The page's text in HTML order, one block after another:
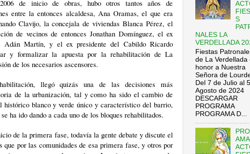
de inicio de obras, hubo otros tantos años de
entre la entonces alcaldesa, Ana Oramas, el que era
Clavijo, la concejala de viviendas Blanca Pérez, el
de vecinos de entonces Jonathan Domínguez, el ex
Adán Martín, y el ex presidente del Cabildo Ricardo
y formalizar la apuesta por la rehabilitación de La
de los necesarios ascensores.
llegó quizás una de las decisiones más
de la urbanización, tal y como ha sido el cambio de
histórico blanco y verde único y característico del barrio,
ha ido dando a cada uno de los bloques rehabilitados.
de la primera fase, todavía la gente debate y discute el
que por las comunidades de esa primera fase, y otros por
S
NALES LA
VERDELLADA
Fiestas
de La Verdellada
honor a Nuestra
Señora de
Del 7 de Julio al
Agosto de 2024
DESCARGAR
PROGRAMA
PROGRAMA D...
AMA